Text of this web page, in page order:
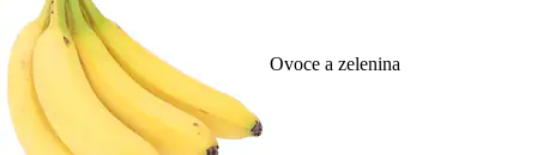
Ovoce a zelenina